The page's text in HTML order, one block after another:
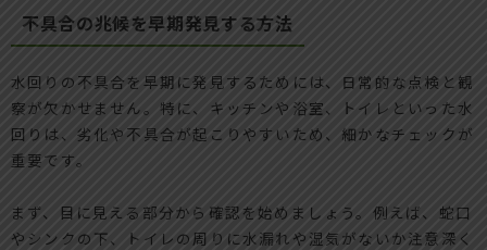
不具合の兆候を早期発見する方法
水回りの不具合を早期に発見するためには、日常的な点検と観
察が欠かせません。特に、キッチンや浴室、トイレといった水
回りは、劣化や不具合が起こりやすいため、細かなチェックが
重要です。
まず、目に見える部分から確認を始めましょう。例えば、蛇口
やシンクの下、トイレの周りに水漏れや湿気がないか注意深く